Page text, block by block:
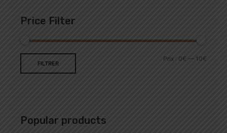
Price Filter
FILTRER
Prix : 0€ — 10€
Popular products